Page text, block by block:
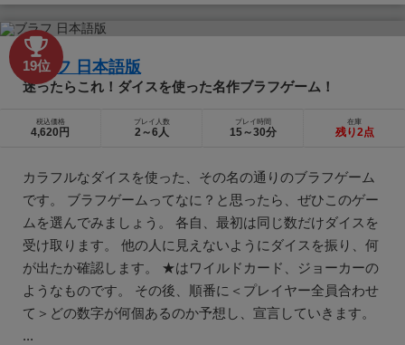
19位
ブラフ 日本語版
迷ったらこれ！ダイスを使った名作ブラフゲーム！
税込価格
4,620円
プレイ人数
2～6人
プレイ時間
15～30分
在庫
残り2点
カラフルなダイスを使った、その名の通りのブラフゲーム
です。 ブラフゲームってなに？と思ったら、ぜひこのゲー
ムを選んでみましょう。 各自、最初は同じ数だけダイスを
受け取ります。 他の人に見えないようにダイスを振り、何
が出たか確認します。 ★はワイルドカード、ジョーカーの
ようなものです。 その後、順番に＜プレイヤー全員合わせ
て＞どの数字が何個あるのか予想し、宣言していきます。
...